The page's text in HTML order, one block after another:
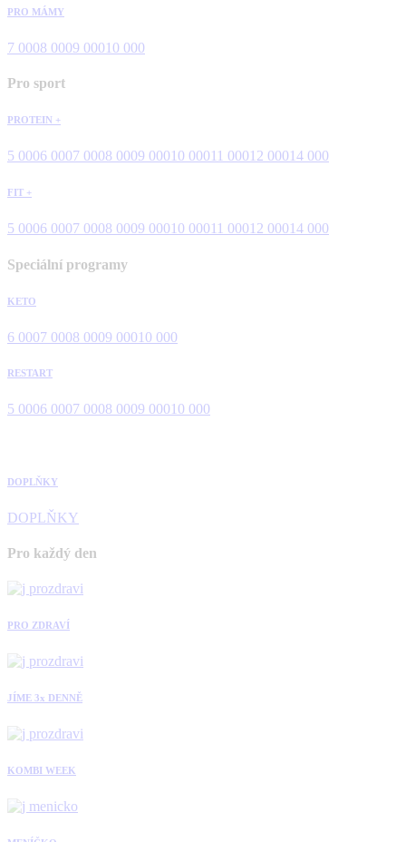
PRO MÁMY
7 0008 0009 00010 000
Pro sport
PROTEIN +
5 0006 0007 0008 0009 00010 00011 00012 00014 000
FIT +
5 0006 0007 0008 0009 00010 00011 00012 00014 000
Speciální programy
KETO
6 0007 0008 0009 00010 000
RESTART
5 0006 0007 0008 0009 00010 000
DOPLŇKY
DOPLŇKY
Pro každý den
PRO ZDRAVÍ
JÍME 3x DENNĚ
KOMBI WEEK